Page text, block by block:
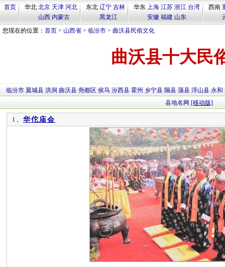
首页 华北 北京 天津 河北
山西 内蒙古
东北 辽宁 吉林
黑龙江
华东 上海 江苏 浙江 台湾
安徽 福建 山东
西南
您现在的位置： 首页 > 山西省 > 临汾市 > 曲沃县民俗文化
曲沃县十大民
临汾市 翼城县 洪洞 曲沃县 尧都区 侯马 汾西县 霍州 乡宁县 隰县 蒲县 浮山县 永和
县地名网 [移动版]
1、 华佗庙会